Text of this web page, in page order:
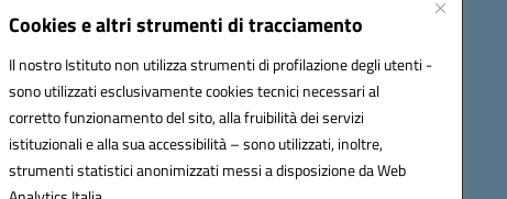
Cookies e altri strumenti di tracciamento
Il nostro Istituto non utilizza strumenti di profilazione degli utenti -
sono utilizzati esclusivamente cookies tecnici necessari al
corretto funzionamento del sito, alla fruibilità dei servizi
istituzionali e alla sua accessibilità – sono utilizzati, inoltre,
strumenti statistici anonimizzati messi a disposizione da Web